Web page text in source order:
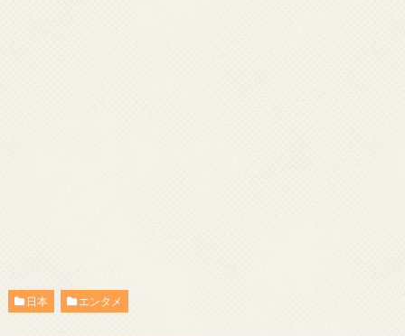
日本 エンタメ